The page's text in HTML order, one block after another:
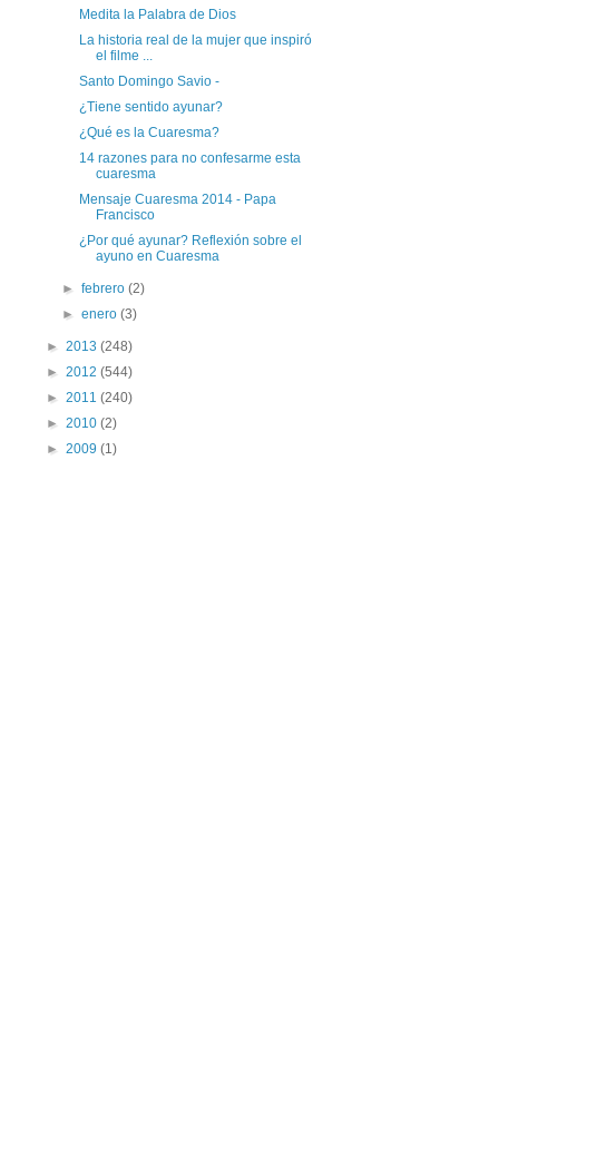
Medita la Palabra de Dios
La historia real de la mujer que inspiró
el filme ...
Santo Domingo Savio -
¿Tiene sentido ayunar?
¿Qué es la Cuaresma?
14 razones para no confesarme esta
cuaresma
Mensaje Cuaresma 2014 - Papa
Francisco
¿Por qué ayunar? Reflexión sobre el
ayuno en Cuaresma
►febrero(2)
►enero(3)
► 2013 (248)
► 2012 (544)
► 2011 (240)
► 2010 (2)
► 2009 (1)